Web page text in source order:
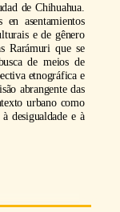
de Chihuahua.
asentamientos
e de gênero
Rarámuri que se
de meios de
etnográfica e
abrangente das
urbano como
desigualdade e à